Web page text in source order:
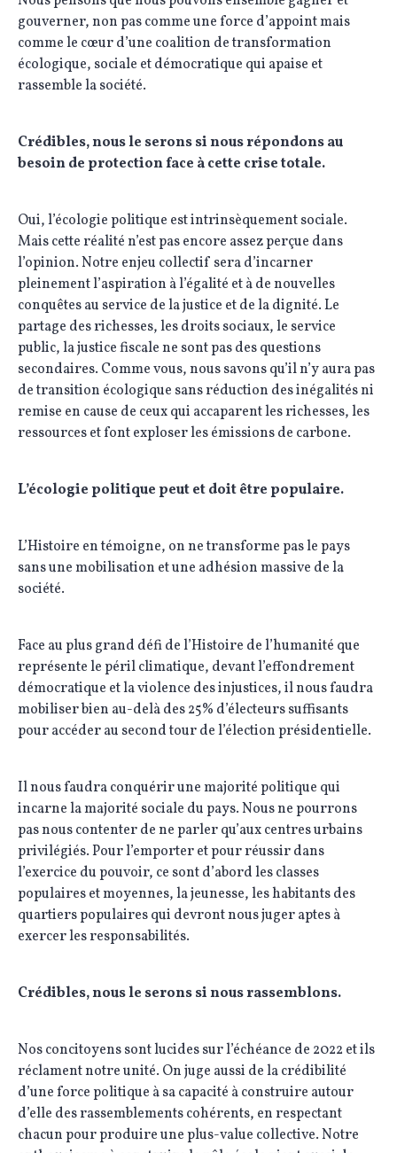
gouverner, non pas comme une force d’appoint mais
comme le cœur d’une coalition de transformation
écologique, sociale et démocratique qui apaise et
rassemble la société.
Crédibles, nous le serons si nous répondons au
besoin de protection face à cette crise totale.
Oui, l’écologie politique est intrinsèquement sociale.
Mais cette réalité n’est pas encore assez perçue dans
l’opinion. Notre enjeu collectif sera d’incarner
pleinement l’aspiration à l’égalité et à de nouvelles
conquêtes au service de la justice et de la dignité. Le
partage des richesses, les droits sociaux, le service
public, la justice fiscale ne sont pas des questions
secondaires. Comme vous, nous savons qu’il n’y aura pas
de transition écologique sans réduction des inégalités ni
remise en cause de ceux qui accaparent les richesses, les
ressources et font exploser les émissions de carbone.
L’écologie politique peut et doit être populaire.
L’Histoire en témoigne, on ne transforme pas le pays
sans une mobilisation et une adhésion massive de la
société.
Face au plus grand défi de l’Histoire de l’humanité que
représente le péril climatique, devant l’effondrement
démocratique et la violence des injustices, il nous faudra
mobiliser bien au-delà des 25% d’électeurs suffisants
pour accéder au second tour de l’élection présidentielle.
Il nous faudra conquérir une majorité politique qui
incarne la majorité sociale du pays. Nous ne pourrons
pas nous contenter de ne parler qu’aux centres urbains
privilégiés. Pour l’emporter et pour réussir dans
l’exercice du pouvoir, ce sont d’abord les classes
populaires et moyennes, la jeunesse, les habitants des
quartiers populaires qui devront nous juger aptes à
exercer les responsabilités.
Crédibles, nous le serons si nous rassemblons.
Nos concitoyens sont lucides sur l’échéance de 2022 et ils
réclament notre unité. On juge aussi de la crédibilité
d’une force politique à sa capacité à construire autour
d’elle des rassemblements cohérents, en respectant
chacun pour produire une plus-value collective. Notre